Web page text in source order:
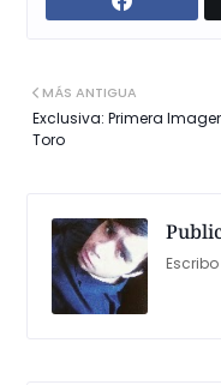
MÁS ANTIGUA
Exclusiva: Primera
Toro